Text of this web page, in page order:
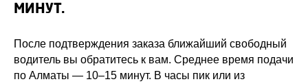
МИНУТ.
После подтверждения заказа ближайший свободный
водитель вы обратитесь к вам. Среднее время подачи
по Алматы — 10–15 минут. В часы пик или из